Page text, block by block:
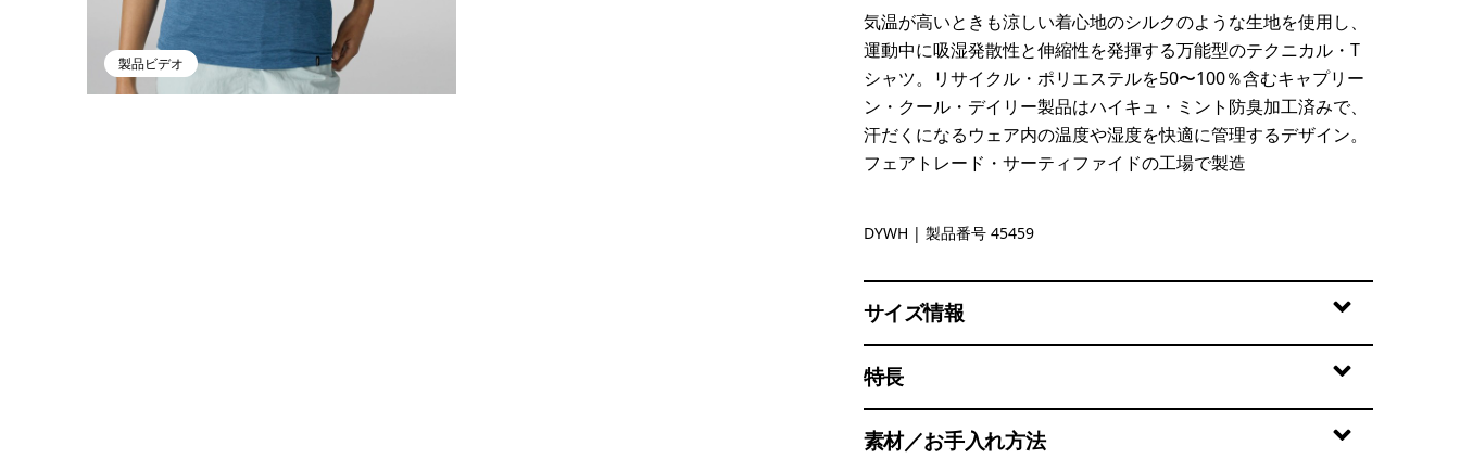
製品ビデオ
気温が高いときも涼しい着心地のシルクのような生地を使用し、
運動中に吸湿発散性と伸縮性を発揮する万能型のテクニカル・T
シャツ。リサイクル・ポリエステルを50〜100％含むキャプリー
ン・クール・デイリー製品はハイキュ・ミント防臭加工済みで、
汗だくになるウェア内の温度や湿度を快適に管理するデザイン。
フェアトレード・サーティファイドの工場で製造
Dyno White
DYWH | 製品番号 45459
サイズ情報
特長
素材／お手入れ方法